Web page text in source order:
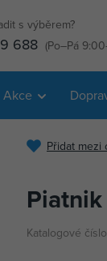
s výběrem?
688 (Po–Pá
Akce
Přidat mezi
Katalogové